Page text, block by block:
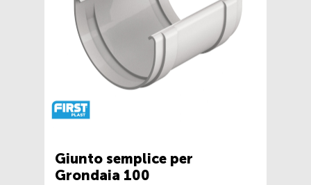
Giunto semplice per
Grondaia 100